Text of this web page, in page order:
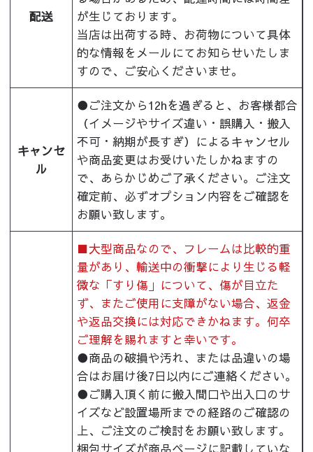
配送
が生じております。
当店は出荷する時、お荷物について具体
的な情報をメールにてお知らせいたしま
すので、ご安心くださいませ。
キャンセ
ル
●ご注文から12hを過ぎると、お客様都合
（イメージやサイズ違い・誤購入・搬入
不可・納期が長すぎ）によるキャンセル
や商品変更はお受けいたしかねますの
で、あらかじめご了承ください。ご注文
確定前、必ずオプション内容をご確認を
お願い致します。
■大型商品なので、フレームは比較的重
量があり、輸送中の衝撃により生じる軽
微な「すり傷」について、傷が目立た
ず、またご使用に支障がない場合、返金
や返品交換には対応できかねます。何卒
ご理解を賜れますと幸いです。
●商品の破損や汚れ、または品違いの場
合はお届け後7日以内にご連絡ください。
●ご購入頂く前に搬入間口や出入口のサ
イズなど設置場所までの経路のご確認の
上、ご注文のご検討をお願い致します。
梱包サイズが商品ページに記載していな